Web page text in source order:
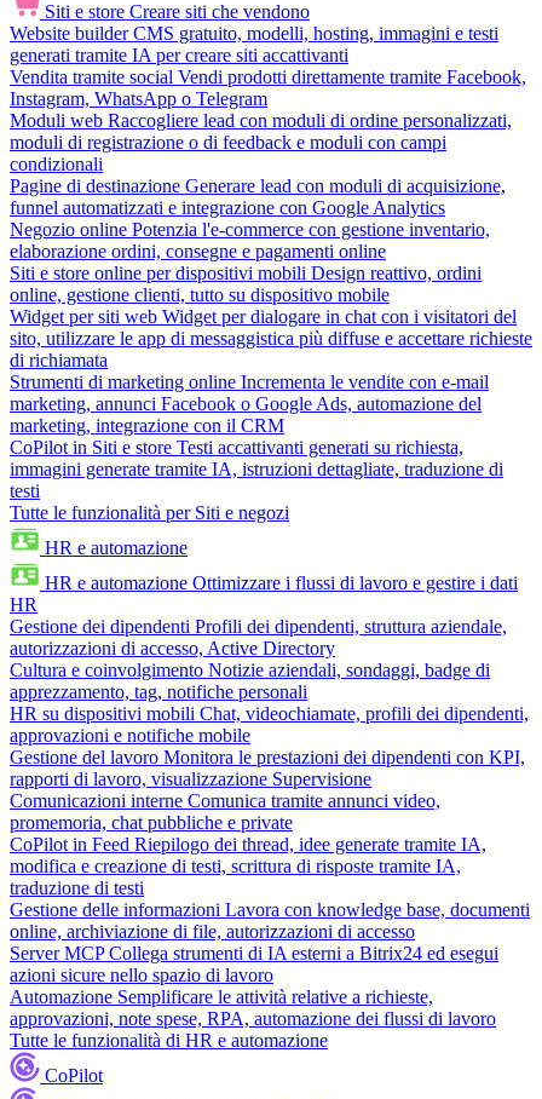
Siti e store Creare siti che vendono
Website builder CMS gratuito, modelli, hosting, immagini e testi
generati tramite IA per creare siti accattivanti
Vendita tramite social Vendi prodotti direttamente tramite Facebook,
Instagram, WhatsApp o Telegram
Moduli web Raccogliere lead con moduli di ordine personalizzati,
moduli di registrazione o di feedback e moduli con campi
condizionali
Pagine di destinazione Generare lead con moduli di acquisizione,
funnel automatizzati e integrazione con Google Analytics
Negozio online Potenzia l'e-commerce con gestione inventario,
elaborazione ordini, consegne e pagamenti online
Siti e store online per dispositivi mobili Design reattivo, ordini
online, gestione clienti, tutto su dispositivo mobile
Widget per siti web Widget per dialogare in chat con i visitatori del
sito, utilizzare le app di messaggistica più diffuse e accettare richieste
di richiamata
Strumenti di marketing online Incrementa le vendite con e-mail
marketing, annunci Facebook o Google Ads, automazione del
marketing, integrazione con il CRM
CoPilot in Siti e store Testi accattivanti generati su richiesta,
immagini generate tramite IA, istruzioni dettagliate, traduzione di
testi
Tutte le funzionalità per Siti e negozi
HR e automazione
HR e automazione Ottimizzare i flussi di lavoro e gestire i dati
HR
Gestione dei dipendenti Profili dei dipendenti, struttura aziendale,
autorizzazioni di accesso, Active Directory
Cultura e coinvolgimento Notizie aziendali, sondaggi, badge di
apprezzamento, tag, notifiche personali
HR su dispositivi mobili Chat, videochiamate, profili dei dipendenti,
approvazioni e notifiche mobile
Gestione del lavoro Monitora le prestazioni dei dipendenti con KPI,
rapporti di lavoro, visualizzazione Supervisione
Comunicazioni interne Comunica tramite annunci video,
promemoria, chat pubbliche e private
CoPilot in Feed Riepilogo dei thread, idee generate tramite IA,
modifica e creazione di testi, scrittura di risposte tramite IA,
traduzione di testi
Gestione delle informazioni Lavora con knowledge base, documenti
online, archiviazione di file, autorizzazioni di accesso
Server MCP Collega strumenti di IA esterni a Bitrix24 ed esegui
azioni sicure nello spazio di lavoro
Automazione Semplificare le attività relative a richieste,
approvazioni, note spese, RPA, automazione dei flussi di lavoro
Tutte le funzionalità di HR e automazione
CoPilot